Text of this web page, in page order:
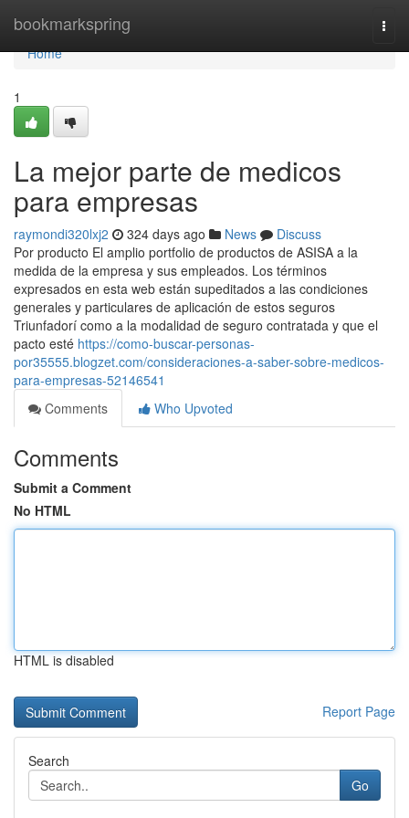
bookmarkspring
Home
Home
1
La mejor parte de medicos
para empresas
raymondi320lxj2 324 days ago News
Discuss
Por producto El amplio portfolio de productos de ASISA a la
medida de la empresa y sus empleados. Los términos
expresados en esta web están supeditados a las condiciones
generales y particulares de aplicación de estos seguros
Triunfadorí como a la modalidad de seguro contratada y que el
pacto esté https://como-buscar-personas-
por35555.blogzet.com/consideraciones-a-saber-sobre-medicos-
para-empresas-52146541
Comments
Who Upvoted
Comments
Submit a Comment
No HTML
HTML is disabled
Report Page
Search
Go